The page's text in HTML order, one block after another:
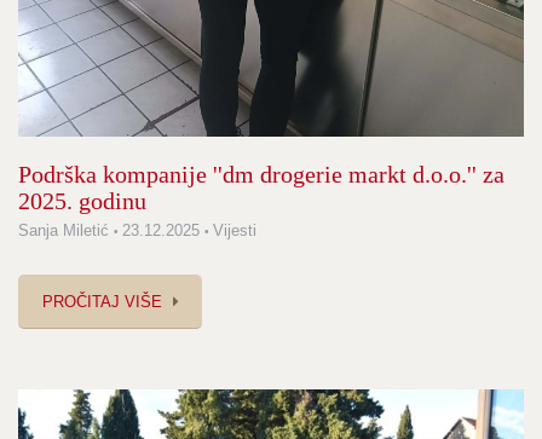
Podrška kompanije ''dm drogerie markt d.o.o.'' za
2025. godinu
Sanja Miletić 23.12.2025 Vijesti
PROČITAJ VIŠE